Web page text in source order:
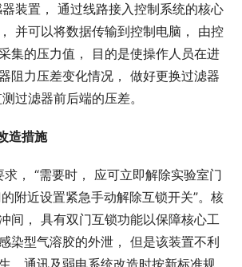
装置， 通过线路接入控制系统的核心
并可以将数据传输到控制电脑， 由控
集的压力值， 目的是使操作人员在进
阻力压差变化情况， 做好更换过滤器
过滤器前后端的压差。
造措施
， “需要时， 应可立即解除实验室门
附近设置紧急手动解除互锁开关”。核
间， 具有双门互锁功能以保障核心工
染型气溶胶的外泄， 但是该装置不利